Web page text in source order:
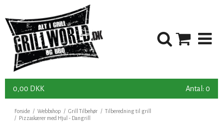
0,00 DKK Antal: 0
Forside / Webbshop / Grill Tilbehør / Tilberedning til grill
/ Pizzaskærer med Hjul - Dangrill